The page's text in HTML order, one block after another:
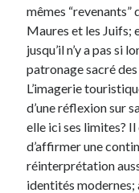
mêmes “revenants”
Maures et les Juifs;
jusqu’il n’y a pas si
patronage sacré
L’imagerie
d’une réflexion sur
elle ici ses limites?
d’affirmer une
réinterprétation
identités modernes;